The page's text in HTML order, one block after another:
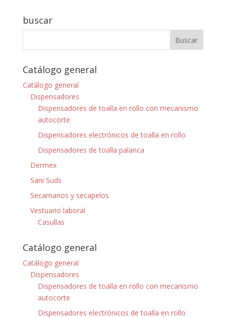
buscar
Catálogo general
Catálogo general
Dispensadores
Dispensadores de toalla en rollo con mecanismo
autocorte
Dispensadores electrónicos de toalla en rollo
Dispensadores de toalla palanca
Dermex
Sani Suds
Secamanos y secapelos
Vestuario laboral
Casullas
Catálogo general
Catálogo general
Dispensadores
Dispensadores de toalla en rollo con mecanismo
autocorte
Dispensadores electrónicos de toalla en rollo